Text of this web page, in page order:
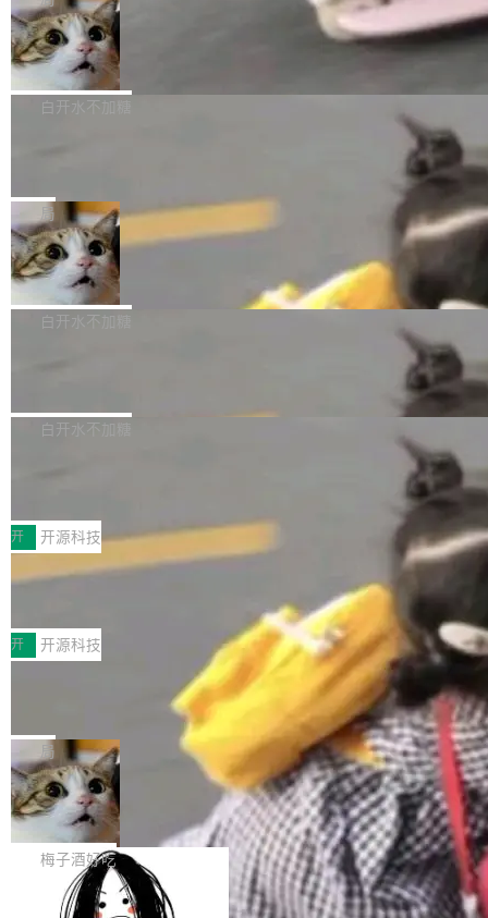
l 迁移或唤醒时，新宿主从 S3 恢复 SQLite 数据
库继续执行。存储库是持久化的唯一真相...
te 17 Pro、OPPO K15，要么是vivo X300 E这
样的次旗舰。 Galaxy Z Fold8 Ultra / Z Fold8 /
Z Flip8三款折叠屏新机均在7月22日发布，且全
部搭载骁龙8 Elite Gen5 for Galaxy，它们本该
本控制系统。目前处于 Early Access 阶段。 De
ltaDB 的核心思路直接写在 landing page 最显
眼的位置：「Software is made between com
mits」——软件是在 commit 之间写出来的。git
是把这段空隙补上。 回退到任何一次编辑：Delt
aDB 捕获 commit 之间的每一次操作，...
SpaceXAI 单季资本开支达 183 亿美元
根据风险投资人Tomer Tunguz 博客（VC 分
析）披露的最新分析与第二季度业绩报告，Spac
微软同期总资本开支的四成。 与亚马逊、Alpha
bet、微软以及 Meta 等传统科技巨头相比，Spa
ceXAI的资金消耗速度尤为引人瞩目。然而，支
撑庞大支出的资金来源却呈现出截然不同的面
貌。数据显示，微软和 Meta 主要依托充沛的经
白开水不加糖
一个在终端里运行的编程 agent；Muse Spark
1.2，驱动这个 agent 的新模型。一句话概括：
你可以用 curl -fsSL https://dev.meta.ai/install.
sh | bash 安装一个能在大项目里自动规划、写
代码、验证结果的 AI 终端工具。 据介绍，Muse
个主 agent 循环，外加一组后台 agent。这些后
局
美团开源 LoHoSearch，用知识图谱校
准 AI 能力认知
机器出题的前提，是让机器拥有全局视野。整个
构建流程可以分为四个环节：建图 → 控制难度
白开水不加糖
库，并将作为transport接入Mooncake TENT。
MPComm将作为一种传输引擎接入Mooncake T
ENT，实现零拷贝传输性能提升30%、非零拷贝
传输性能最高提升5倍。UCL-MPComm底层基
于自研UCL-Engine通信引擎，后续腾讯网平将
持续开源更多基于UCL-Engine的高性能通信组
件。 腾讯网平团队在UCL-MPComm中实现了一
个独立于业务线程的全局通信引擎（Engine），
白开水不加糖
型案例入选名单》，深信服“面向企业研发场景的
开源 AI 编程平台 CoStrict 应用”凭借卓越的技术
创新与落地成效成功入选。 全链路私有化部署，
助力企业AI研发安全落地 当前，越来越多企业已
经开始引入 AI Coding 工具，通过调用公有云模
型或企业内部部署模型提升研发效率。但随着 AI
Coding 从个人辅助工具逐步走向团队级、组织
级应用，企业在规模化落地过程中，对安全性、
可控性和代码质量提出了更高要求。 首先是数据
安全与合规要求。对于大多数普通研发场景，公
有云模型能够满足快速试用和效率提升的需求。
但对于金融、能源、医疗等对数据安全要求较...
开 开源科技
深信服AI算力网关入选工信部人工智能
前不久，工业和信息化部正式发布《2025年人工
智能应用典型案例名单》，集中展示人工智能在
各领域的应用成果，覆盖技术底座、行业赋能、
产品应用、支撑保障、专题等五大方向。深信服
AI算力网关（AI创新平台）成功入选！ 随着各行
各业的Agent走向规模化建设，算力构成形态逐
渐丰富，用户关注的重点也在发生变化：不只是
让AI用起来，还要进一步看清混合算力时代下，
Token花在哪里、算力是否被充分利用，以及持
续增长的AI成本该如何优化。 深信服AI算力网关
正是围绕这些实际问题，从Token治理和成本治
理两个方面，让用户的每一份算力都看得清、管
开 开源科技
Jeff Dean 离开 Google：一个时代的结
束，一个实验室的开始
Google 员工编号 20。MapReduce 作者之一。
Bigtable 作者之一。TensorFlow 的作者之一。
Gemini 的架构师。Google 首席科学家。 Jeff D
ean 在 Google 工作了 27 年后，宣布离职。 他
不是一个人走。一同离开的还有 Sanjay Ghema
wat（Google 员工编号 23，Jeff Dean 二十多
年的编程搭档，MapReduce 和 Bigtable 的共同
作者）、Quoc Le（Google 大脑核心成员，Se
局
🔥 SolonCode v2026.8.4 发布：界面
字体可调、22 种语言、记忆搜索增强
打开终端就能上岗的全中文编码智能体，这一轮
把「看得清、用母语、记得住」三件事一次补
齐。 SolonCode 是什么 SolonCode 是杭州无
耳科技研发的企业级终端编码智能体——一位全
梅子酒好吃
让“代码语义理解”深度释放AI Coding